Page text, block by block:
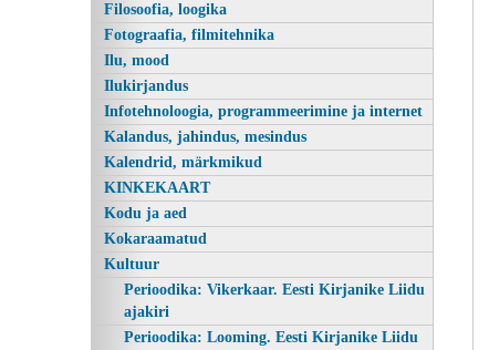
Filosoofia, loogika
Fotograafia, filmitehnika
Ilu, mood
Ilukirjandus
Infotehnoloogia, programmeerimine ja internet
Kalandus, jahindus, mesindus
Kalendrid, märkmikud
KINKEKAART
Kodu ja aed
Kokaraamatud
Kultuur
Perioodika: Vikerkaar. Eesti Kirjanike Liidu
ajakiri
Perioodika: Looming. Eesti Kirjanike Liidu